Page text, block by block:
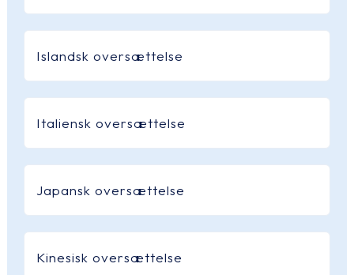
Islandsk oversættelse
Italiensk oversættelse
Japansk oversættelse
Kinesisk oversættelse